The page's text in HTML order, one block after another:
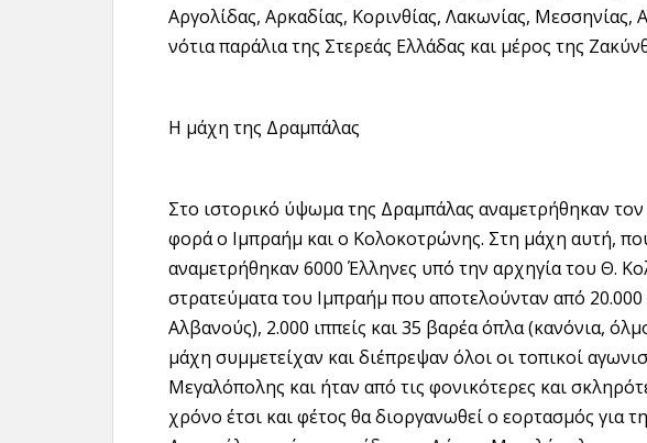
Αργολίδας, Αρκαδίας, Κορινθίας, Λακωνίας, Μεσσηνίας,
νότια παράλια της Στερεάς Ελλάδας και μέρος της
Η μάχη της Δραμπάλας
Στο ιστορικό ύψωμα της Δραμπάλας αναμετρήθηκαν
φορά ο Ιμπραήμ και ο Κολοκοτρώνης. Στη μάχη αυτή,
αναμετρήθηκαν 6000 Έλληνες υπό την αρχηγία του Θ.
στρατεύματα του Ιμπραήμ που αποτελούνταν από 20.000
Αλβανούς), 2.000 ιππείς και 35 βαρέα όπλα (κανόνια,
μάχη συμμετείχαν και διέπρεψαν όλοι οι τοπικοί
Μεγαλόπολης και ήταν από τις φονικότερες και
χρόνο έτσι και φέτος θα διοργανωθεί ο εορτασμός για